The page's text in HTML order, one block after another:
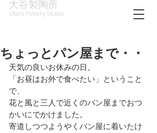
大谷製陶所
Otani Pottery Studio
ちょっとパン屋まで・・
天気の良いお休みの日。
「お昼はお外で食べたい」ということ
で、
花と風と三人で近くのパン屋までおつ
かいにでかけました。
寄道しつつようやくパン屋に着いたけ